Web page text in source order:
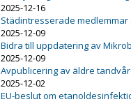
2025-12-16
Städintresserade medlemmar
2025-12-09
Bidra till uppdatering av
2025-12-09
Avpublicering av äldre
2025-12-02
EU-beslut om